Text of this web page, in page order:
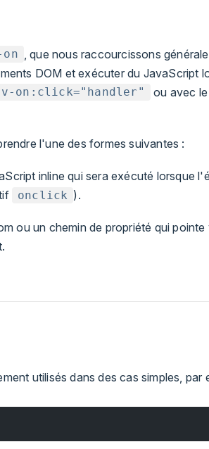
, que nous raccourcissons
DOM et exécuter du JavaScript
v-on:click="handler" ou avec
l'une des formes suivantes :
inline qui sera exécuté lorsque
onclick ).
ou un chemin de propriété qui pointe
utilisés dans des cas simples, par